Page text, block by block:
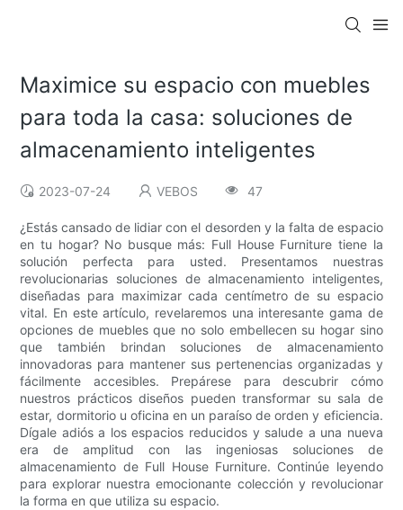
Maximice su espacio con muebles
para toda la casa: soluciones de
almacenamiento inteligentes
2023-07-24 VEBOS 47
¿Estás cansado de lidiar con el desorden y la falta de espacio
en tu hogar? No busque más: Full House Furniture tiene la
solución perfecta para usted. Presentamos nuestras
revolucionarias soluciones de almacenamiento inteligentes,
diseñadas para maximizar cada centímetro de su espacio
vital. En este artículo, revelaremos una interesante gama de
opciones de muebles que no solo embellecen su hogar sino
que también brindan soluciones de almacenamiento
innovadoras para mantener sus pertenencias organizadas y
fácilmente accesibles. Prepárese para descubrir cómo
nuestros prácticos diseños pueden transformar su sala de
estar, dormitorio u oficina en un paraíso de orden y eficiencia.
Dígale adiós a los espacios reducidos y salude a una nueva
era de amplitud con las ingeniosas soluciones de
almacenamiento de Full House Furniture. Continúe leyendo
para explorar nuestra emocionante colección y revolucionar
la forma en que utiliza su espacio.